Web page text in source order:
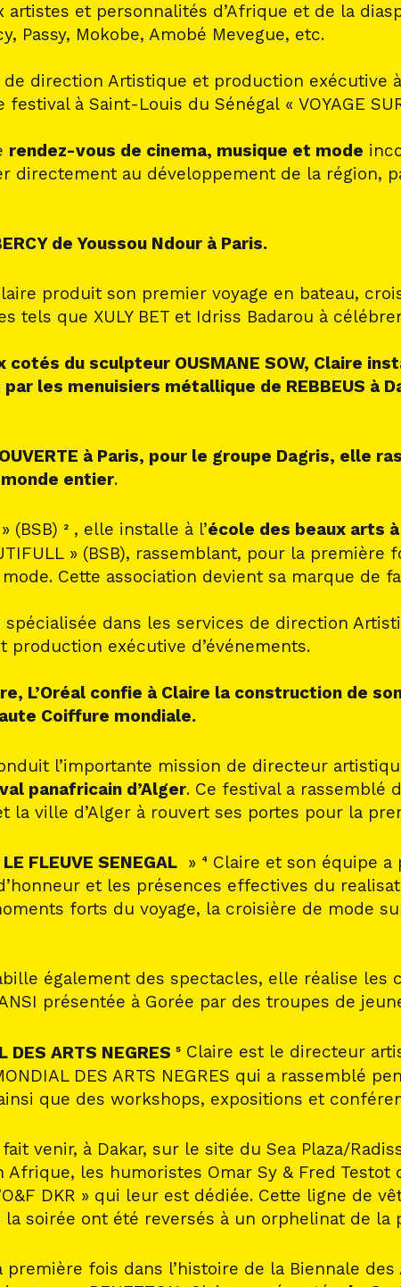
et personnalités d’Afrique et de la
Passy, Mokobe, Amobé Mevegue, etc.
direction Artistique et production exécutive
à Saint-Louis du Sénégal « VOYAGE SUR
rendez-vous de cinema, musique et mode
directement au développement de la région,
de Youssou Ndour à Paris.
produit son premier voyage en bateau,
tels que XULY BET et Idriss Badarou à célébrer
cotés du sculpteur OUSMANE SOW, Claire
les menuisiers métallique de REBBEUS à
à Paris, pour le groupe Dagris, elle
entier.
» (BSB) 2 , elle installe à l’école des beaux arts
» (BSB), rassemblant, pour la première
Cette association devient sa marque de
dans les services de direction
production exécutive d’événements.
L’Oréal confie à Claire la construction de
Coiffure mondiale.
l’importante mission de directeur
panafricain d’Alger. Ce festival a rassemblé
la ville d’Alger à rouvert ses portes pour la
FLEUVE SENEGAL » 4
Claire et son équipe a
et les présences effectives du
forts du voyage, la croisière de mode
également des spectacles, elle réalise les
présentée à Gorée par des troupes de
DES ARTS NEGRES 5
Claire est le directeur
DES ARTS NEGRES qui a rassemblé
que des workshops, expositions et
venir, à Dakar, sur le site du Sea Plaza/
les humoristes Omar Sy & Fred Testot
DKR » qui leur est dédiée. Cette ligne de
soirée ont été reversés à un orphelinat de la
première fois dans l’histoire de la Biennale